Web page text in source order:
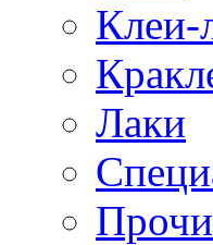
Клеи-
Лаки